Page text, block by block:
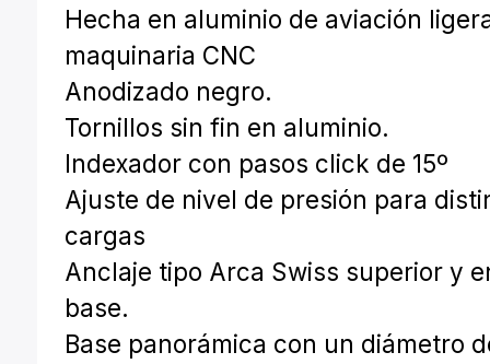
Hecha en aluminio de aviación
maquinaria CNC
Anodizado negro.
Tornillos sin fin en aluminio.
Indexador con pasos click de 15º
Ajuste de nivel de presión para
cargas
Anclaje tipo Arca Swiss superior y
base.
Base panorámica con un diámetro